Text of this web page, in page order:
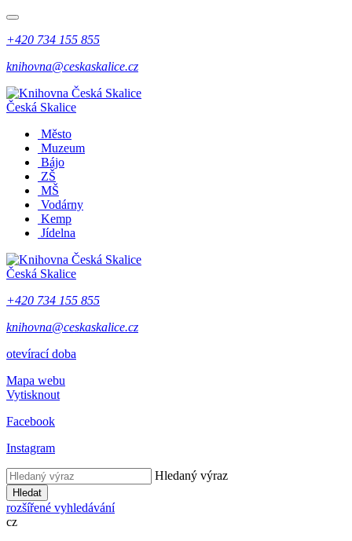
+420 734 155 855
knihovna@ceskaskalice.cz
Česká Skalice
Město
Muzeum
Bájo
ZŠ
MŠ
Vodárny
Kemp
Jídelna
Česká Skalice
+420 734 155 855
knihovna@ceskaskalice.cz
otevírací doba
Mapa webu
Vytisknout
Facebook
Instagram
Hledaný výraz
Hledat
rozšířené vyhledávání
cz